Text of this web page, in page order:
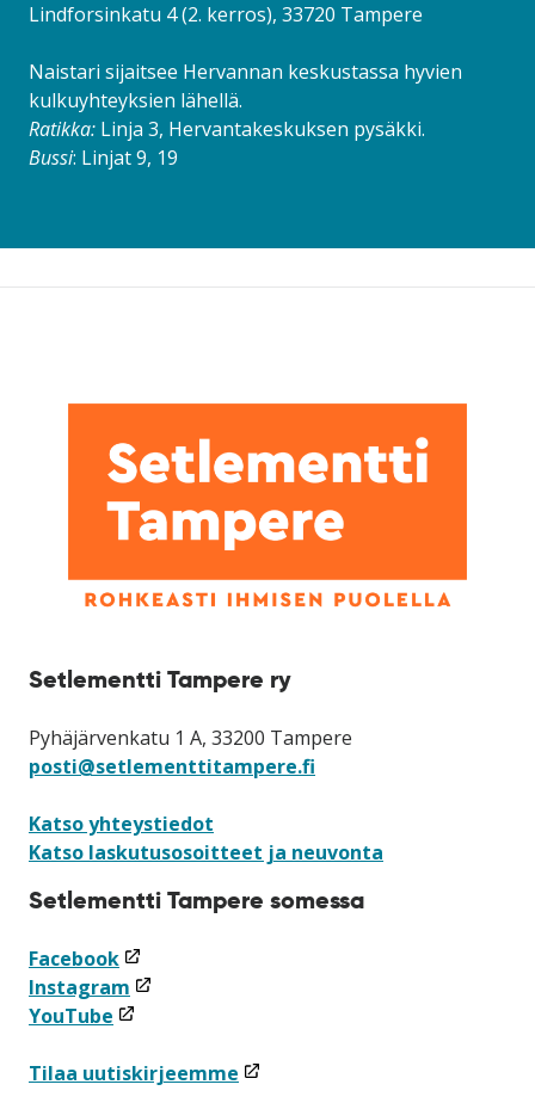
Lindforsinkatu 4 (2. kerros), 33720 Tampere
Naistari sijaitsee Hervannan keskustassa hyvien
kulkuyhteyksien lähellä.
Ratikka: Linja 3, Hervantakeskuksen pysäkki.
Bussi: Linjat 9, 19
Setlementti Tampere ry
Pyhäjärvenkatu 1 A, 33200 Tampere
posti@setlementtitampere.fi
Katso yhteystiedot
Katso laskutusosoitteet ja neuvonta
Setlementti Tampere somessa
Facebook(linkki
avataan
uuteen
Instagram (linkki
avataan
ikkunaan)
YouTube (linkki
uuteen
Tilaa uutiskirjeemme (linkki